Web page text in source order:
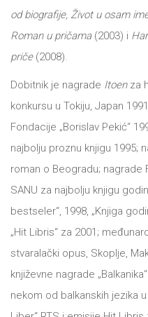
od biografije, Život u osam
Roman u pričama(2003) i
priče(2008).
Dobitnik je nagrade Itoenza
konkursu u Tokiju, Japan
Fondacije „Borislav Pekić“
najbolju proznu knjigu 1995;
roman o Beogradu; nagrade
SANU za najbolju knjigu
bestseler“, 1998, „Knjiga
„Hit Libris“ za 2001;
stvaralački opus, Skoplje,
književne nagrade
nekom od balkanskih jezika